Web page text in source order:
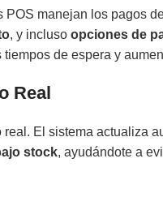
POS manejan los pagos
, y incluso opciones de
de espera y
Real
El sistema actualiza
stock, ayudándote a